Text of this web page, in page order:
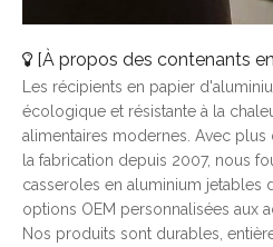
[À propos des contenants en
Les récipients en papier
écologique et résistante à la
alimentaires modernes. Avec plus
la fabrication depuis 2007, nous
casseroles en aluminium jetables
options OEM personnalisées aux
Nos produits sont durables,